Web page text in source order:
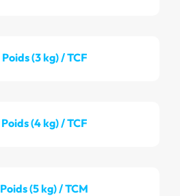
Poids (3 kg) / TCF
Poids (4 kg) / TCF
Poids (5 kg) / TCM